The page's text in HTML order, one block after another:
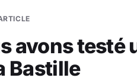
avons testé
Bastille